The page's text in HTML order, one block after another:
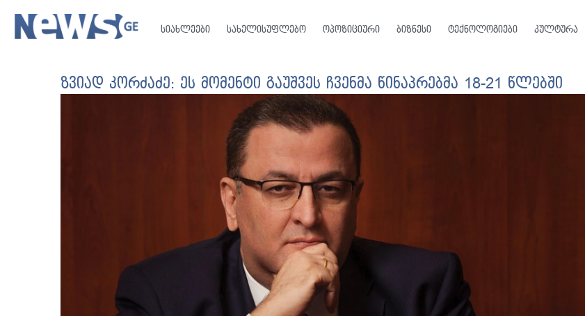
სიახლეები სახელისუფლებო ოპოზიციური ბიზნესი ტექნოლოგიები კულტურა
ზვიად კორძაძე: ეს მომენტი გაუშვეს ჩვენმა წინაპრებმა 18-21 წლებში